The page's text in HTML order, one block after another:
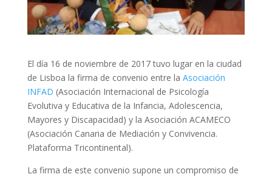
El día 16 de noviembre de 2017 tuvo lugar en la ciudad
de Lisboa la firma de convenio entre la Asociación
INFAD (Asociación Internacional de Psicología
Evolutiva y Educativa de la Infancia, Adolescencia,
Mayores y Discapacidad) y la Asociación ACAMECO
(Asociación Canaria de Mediación y Convivencia.
Plataforma Tricontinental).
La firma de este convenio supone un compromiso de